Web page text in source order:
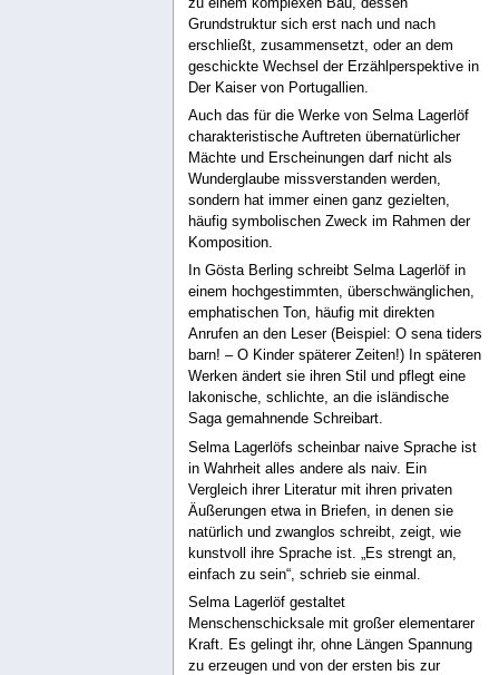
Grundstruktur sich erst nach und nach
erschließt, zusammensetzt, oder an dem
geschickte Wechsel der Erzählperspektive in
Der Kaiser von Portugallien.
Auch das für die Werke von Selma Lagerlöf
charakteristische Auftreten übernatürlicher
Mächte und Erscheinungen darf nicht als
Wunderglaube missverstanden werden,
sondern hat immer einen ganz gezielten,
häufig symbolischen Zweck im Rahmen der
Komposition.
In Gösta Berling schreibt Selma Lagerlöf in
einem hochgestimmten, überschwänglichen,
emphatischen Ton, häufig mit direkten
Anrufen an den Leser (Beispiel: O sena tiders
barn! – O Kinder späterer Zeiten!) In späteren
Werken ändert sie ihren Stil und pflegt eine
lakonische, schlichte, an die isländische
Saga gemahnende Schreibart.
Selma Lagerlöfs scheinbar naive Sprache ist
in Wahrheit alles andere als naiv. Ein
Vergleich ihrer Literatur mit ihren privaten
Äußerungen etwa in Briefen, in denen sie
natürlich und zwanglos schreibt, zeigt, wie
kunstvoll ihre Sprache ist. „Es strengt an,
einfach zu sein“, schrieb sie einmal.
Selma Lagerlöf gestaltet
Menschenschicksale mit großer elementarer
Kraft. Es gelingt ihr, ohne Längen Spannung
zu erzeugen und von der ersten bis zur